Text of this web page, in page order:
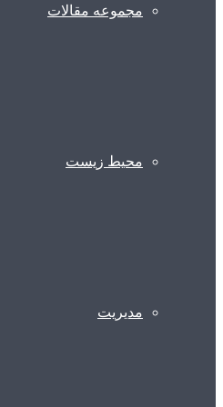
مجموعه مقالات
محیط زیست
مدیریت